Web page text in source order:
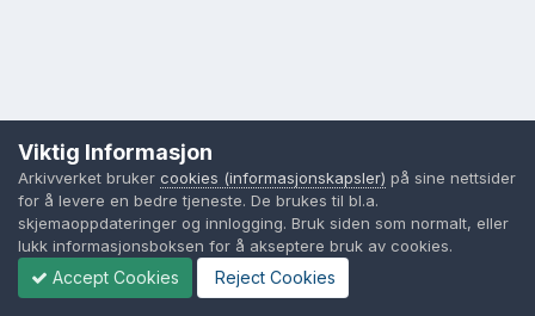
Viktig Informasjon
Arkivverket bruker cookies (informasjonskapsler) på sine nettsider
for å levere en bedre tjeneste. De brukes til bl.a.
skjemaoppdateringer og innlogging. Bruk siden som normalt, eller
lukk informasjonsboksen for å akseptere bruk av cookies.
Accept Cookies Reject Cookies